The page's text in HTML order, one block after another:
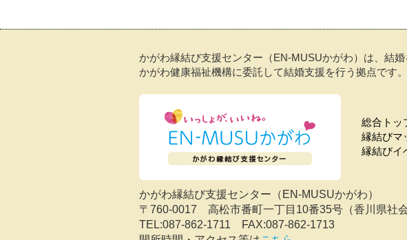
かがわ縁結び支援センター（EN-MUSUかがわ）は、結
かがわ健康福祉機構に委託して結婚支援を行う拠点です。
総合トッ
縁結びマ
縁結びイ
かがわ縁結び支援センター（EN-MUSUかがわ）
〒760-0017 高松市番町一丁目10番35号（香川県社
TEL:087-862-1711 FAX:087-862-1713